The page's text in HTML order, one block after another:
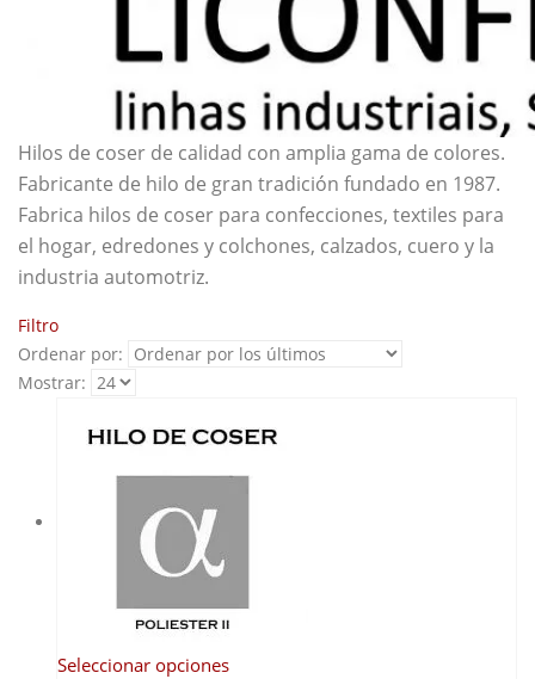
Hilos de coser de calidad con amplia gama de colores.
Fabricante de hilo de gran tradición fundado en 1987.
Fabrica hilos de coser para confecciones, textiles para
el hogar, edredones y colchones, calzados, cuero y la
industria automotriz.
Filtro
Ordenar por:
Mostrar:
Seleccionar opcionesEste